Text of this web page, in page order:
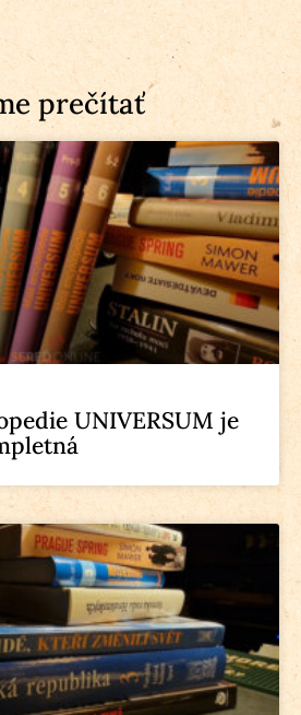
prečítať
UNIVERSUM je